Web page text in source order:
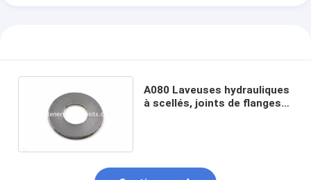
A080 Laveuses hydrauliques
à scellés, joints de flanges